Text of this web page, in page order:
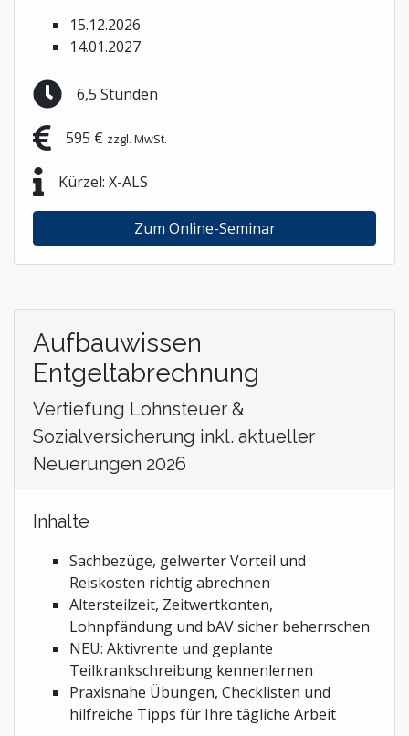
15.12.2026
14.01.2027
6,5 Stunden
595 € zzgl. MwSt.
Kürzel: X-ALS
Zum Online-Seminar
Aufbauwissen
Entgeltabrechnung
Vertiefung Lohnsteuer &
Sozialversicherung inkl. aktueller
Neuerungen 2026
Inhalte
Sachbezüge, gelwerter Vorteil und
Reiskosten richtig abrechnen
Altersteilzeit, Zeitwertkonten,
Lohnpfändung und bAV sicher beherrschen
NEU: Aktivrente und geplante
Teilkrankschreibung kennenlernen
Praxisnahe Übungen, Checklisten und
hilfreiche Tipps für Ihre tägliche Arbeit